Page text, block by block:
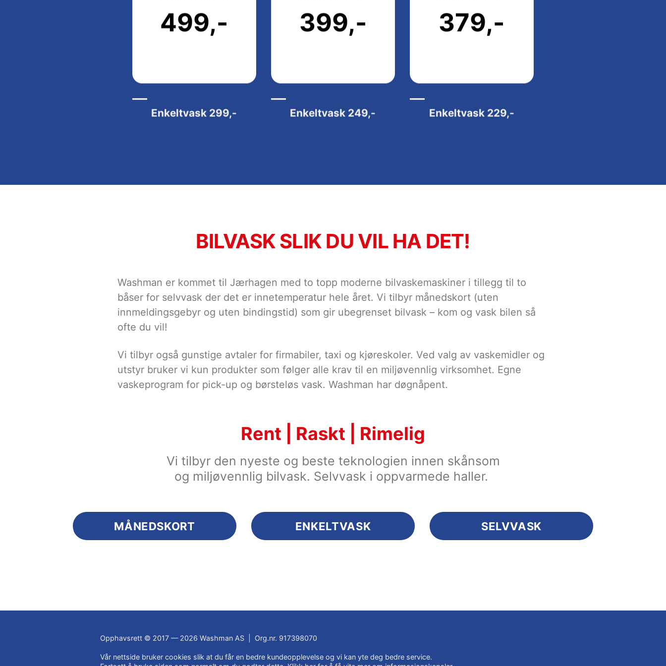
499,-
Enkeltvask 299,-
399,-
Enkeltvask 249,-
379,-
Enkeltvask 229,-
BILVASK SLIK DU VIL HA DET!
Washman er kommet til Jærhagen med to topp moderne bilvaskemaskiner i tillegg til to
båser for selvvask der det er innetemperatur hele året. Vi tilbyr månedskort (uten
innmeldingsgebyr og uten bindingstid) som gir ubegrenset bilvask – kom og vask bilen så
ofte du vil!
Vi tilbyr også gunstige avtaler for firmabiler, taxi og kjøreskoler. Ved valg av vaskemidler og
utstyr bruker vi kun produkter som følger alle krav til en miljøvennlig virksomhet. Egne
vaskeprogram for pick-up og børsteløs vask. Washman har døgnåpent.
Rent | Raskt | Rimelig
Vi tilbyr den nyeste og beste teknologien innen skånsom
og miljøvennlig bilvask. Selvvask i oppvarmede haller.
MÅNEDSKORT ENKELTVASK SELVVASK
Opphavsrett © 2017 — 2026 Washman AS | Org.nr. 917398070
Vår nettside bruker cookies slik at du får en bedre kundeopplevelse og vi kan yte deg bedre service.